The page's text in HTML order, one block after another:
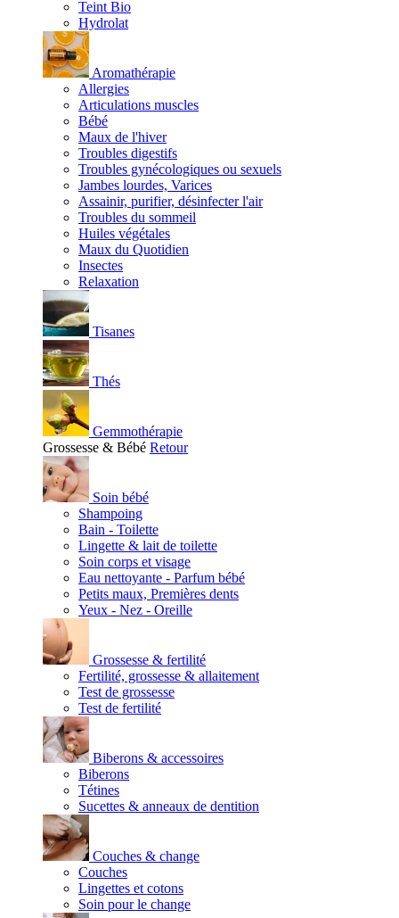
Teint Bio
Hydrolat
Aromathérapie
Allergies
Articulations muscles
Bébé
Maux de l'hiver
Troubles digestifs
Troubles gynécologiques ou sexuels
Jambes lourdes, Varices
Assainir, purifier, désinfecter l'air
Troubles du sommeil
Huiles végétales
Maux du Quotidien
Insectes
Relaxation
Tisanes
Thés
Gemmothérapie
Grossesse & Bébé Retour
Soin bébé
Shampoing
Bain - Toilette
Lingette & lait de toilette
Soin corps et visage
Eau nettoyante - Parfum bébé
Petits maux, Premières dents
Yeux - Nez - Oreille
Grossesse & fertilité
Fertilité, grossesse & allaitement
Test de grossesse
Test de fertilité
Biberons & accessoires
Biberons
Tétines
Sucettes & anneaux de dentition
Couches & change
Couches
Lingettes et cotons
Soin pour le change